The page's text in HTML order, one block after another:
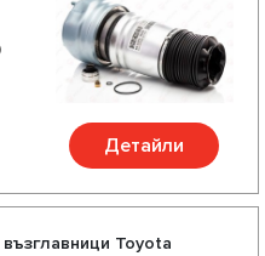
Детайли
Toyota